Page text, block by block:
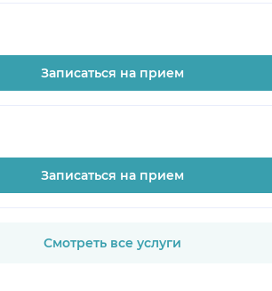
Записаться на прием
Записаться на прием
Смотреть все услуги